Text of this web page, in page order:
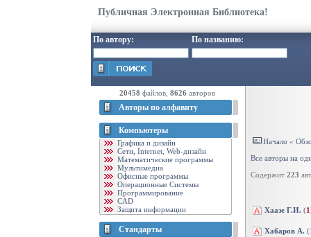
Публичная Электронная Библиотека!
По автору: По названию:
20458 файлов, 8626 авторов
Авторы по алфавиту
Компьютеры
Графика и дизайн
Cети, Internet, Web-дизайн
Математические программы
Мультимедиа
Офисные программы
Операционные Системы
Программирование
CAD
Защита информации
Стандарты
Начало «
Все авторы на
Содержит 223
Хаазе Г.И. (1
Хабаров А. (